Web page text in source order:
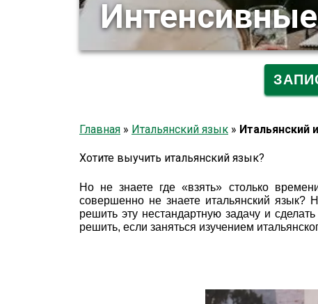
Главная » Итальянский язык » Итальянский
Хотите выучить итальянский язык?
Но не знаете где «взять» столько
совершенно не знаете итальянский язык?
решить эту нестандартную задачу и
решить, если заняться изучением